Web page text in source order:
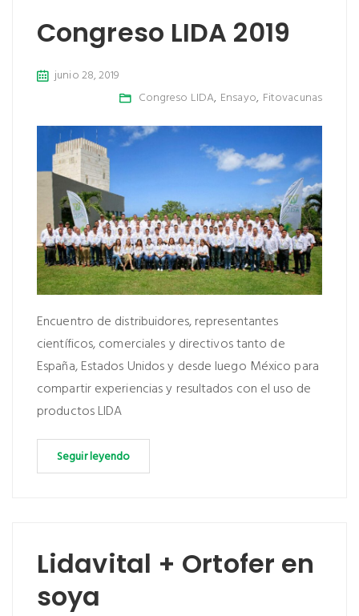
Congreso LIDA 2019
junio 28, 2019
Congreso LIDA, Ensayo, Fitovacunas
Encuentro de distribuidores, representantes
científicos, comerciales y directivos tanto de
España, Estados Unidos y desde luego México para
compartir experiencias y resultados con el uso de
productos LIDA
Seguir leyendo
Lidavital + Ortofer en
soya